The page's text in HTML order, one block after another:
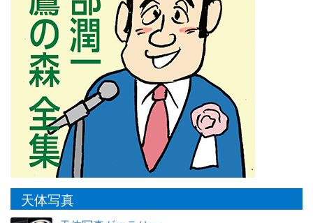
天体写真